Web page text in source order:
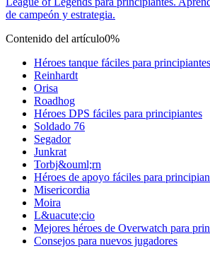
de campeón y estrategia.
Contenido del artículo0%
Héroes tanque fáciles para principiantes
Reinhardt
Orisa
Roadhog
Héroes DPS fáciles para principiantes
Soldado 76
Segador
Junkrat
Torbj&ouml;rn
Héroes de apoyo fáciles para
Misericordia
Moira
L&uacute;cio
Mejores héroes de Overwatch para
Consejos para nuevos jugadores